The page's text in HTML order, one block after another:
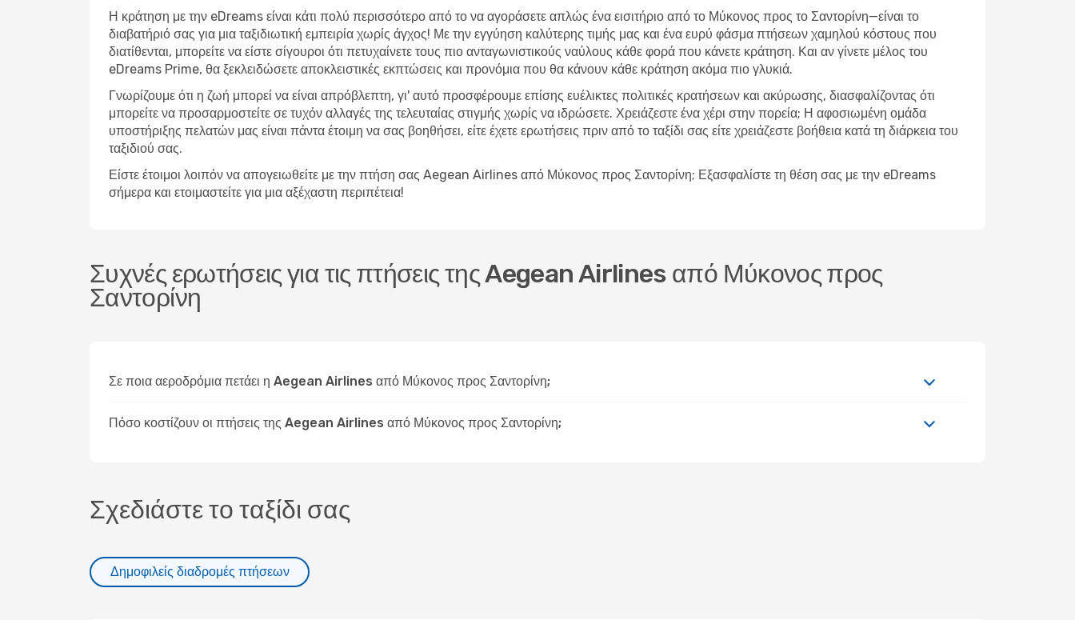
Η κράτηση με την eDreams είναι κάτι πολύ περισσότερο από το να αγοράσετε απλώς ένα εισιτήριο από το Μύκονος προς το Σαντορίνη—είναι το
διαβατήριό σας για μια ταξιδιωτική εμπειρία χωρίς άγχος! Με την εγγύηση καλύτερης τιμής μας και ένα ευρύ φάσμα πτήσεων χαμηλού κόστους που
διατίθενται, μπορείτε να είστε σίγουροι ότι πετυχαίνετε τους πιο ανταγωνιστικούς ναύλους κάθε φορά που κάνετε κράτηση. Και αν γίνετε μέλος του
eDreams Prime, θα ξεκλειδώσετε αποκλειστικές εκπτώσεις και προνόμια που θα κάνουν κάθε κράτηση ακόμα πιο γλυκιά.
Γνωρίζουμε ότι η ζωή μπορεί να είναι απρόβλεπτη, γι' αυτό προσφέρουμε επίσης ευέλικτες πολιτικές κρατήσεων και ακύρωσης, διασφαλίζοντας ότι
μπορείτε να προσαρμοστείτε σε τυχόν αλλαγές της τελευταίας στιγμής χωρίς να ιδρώσετε. Χρειάζεστε ένα χέρι στην πορεία; Η αφοσιωμένη ομάδα
υποστήριξης πελατών μας είναι πάντα έτοιμη να σας βοηθήσει, είτε έχετε ερωτήσεις πριν από το ταξίδι σας είτε χρειάζεστε βοήθεια κατά τη διάρκεια του
ταξιδιού σας.
Είστε έτοιμοι λοιπόν να απογειωθείτε με την πτήση σας Aegean Airlines από Μύκονος προς Σαντορίνη; Εξασφαλίστε τη θέση σας με την eDreams
σήμερα και ετοιμαστείτε για μια αξέχαστη περιπέτεια!
Συχνές ερωτήσεις για τις πτήσεις της Aegean Airlines από Μύκονος προς
Σαντορίνη
Σε ποια αεροδρόμια πετάει η Aegean Airlines από Μύκονος προς Σαντορίνη;
Πόσο κοστίζουν οι πτήσεις της Aegean Airlines από Μύκονος προς Σαντορίνη;
Σχεδιάστε το ταξίδι σας
Δημοφιλείς διαδρομές πτήσεων